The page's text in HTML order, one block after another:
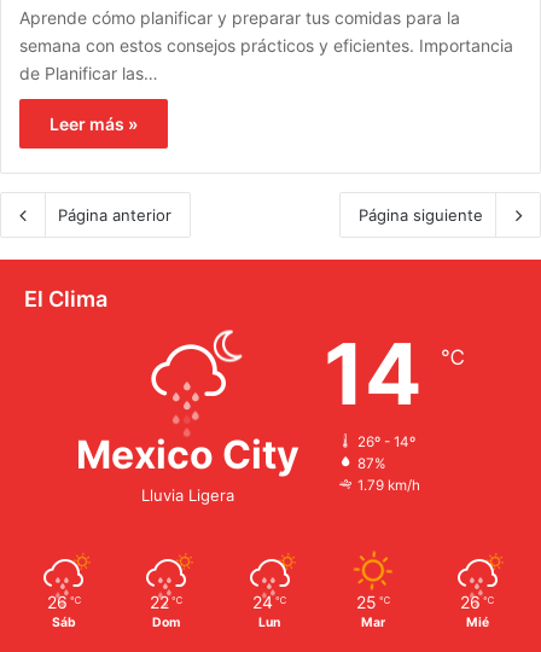
Aprende cómo planificar y preparar tus comidas para la
semana con estos consejos prácticos y eficientes. Importancia
de Planificar las…
Leer más »
Página anterior Página siguiente
El Clima
Mexico City
Lluvia Ligera
14 ℃
26º - 14º
87%
1.79 km/h
26 ℃
Sáb
22 ℃
Dom
24 ℃
Lun
25 ℃
Mar
26 ℃
Mié